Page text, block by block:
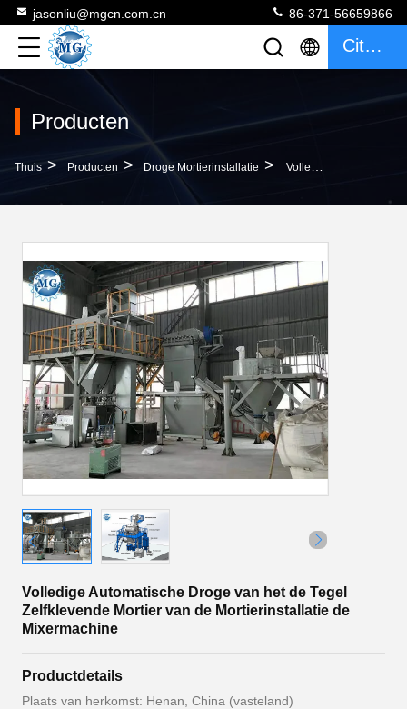
jasonliu@mgcn.com.cn 86-371-56659866
Citaat
Producten
Thuis > Producten > Droge Mortierinstallatie > Volledige Automatische Droge Van Het De Tegel Zelfklevende Mortier Van De Mortierinstallatie De Mixermachine
Volledige Automatische Droge van het de Tegel
Zelfklevende Mortier van de Mortierinstallatie de
Mixermachine
Productdetails
Plaats van herkomst: Henan, China (vasteland)